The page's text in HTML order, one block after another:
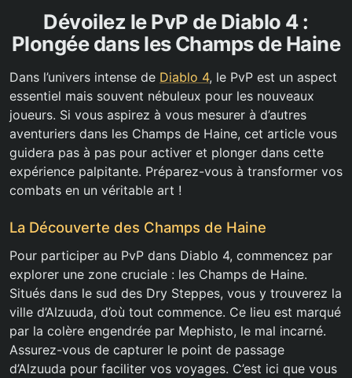
Dévoilez le PvP de Diablo 4 :
Plongée dans les Champs de Haine
Dans l’univers intense de Diablo 4, le PvP est un aspect
essentiel mais souvent nébuleux pour les nouveaux
joueurs. Si vous aspirez à vous mesurer à d’autres
aventuriers dans les Champs de Haine, cet article vous
guidera pas à pas pour activer et plonger dans cette
expérience palpitante. Préparez-vous à transformer vos
combats en un véritable art !
La Découverte des Champs de Haine
Pour participer au PvP dans Diablo 4, commencez par
explorer une zone cruciale : les Champs de Haine.
Situés dans le sud des Dry Steppes, vous y trouverez la
ville d’Alzuuda, d’où tout commence. Ce lieu est marqué
par la colère engendrée par Mephisto, le mal incarné.
Assurez-vous de capturer le point de passage
d’Alzuuda pour faciliter vos voyages. C’est ici que vous